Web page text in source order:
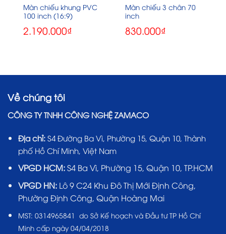
Màn chiếu khung PVC
100 inch (16:9)
2.190.000₫
Màn chiếu 3 chân 70
inch
830.000₫
Về chúng tôi
CÔNG TY TNHH CÔNG NGHỆ ZAMACO
Địa chỉ: S4 Đường Ba Vì, Phường 15, Quận 10, Thành
phố Hồ Chí Minh, Việt Nam
VPGD HCM:S4 Ba Vì, Phường 15, Quận 10, TP.HCM
VPGD HN:Lô 9 C24 Khu Đô Thị Mới Định Công,
Phường Định Công, Quận Hoàng Mai
MST: 0314965841 do Sở Kế hoạch và Đầu tư TP Hồ Chí
Minh cấp ngày 04/04/2018